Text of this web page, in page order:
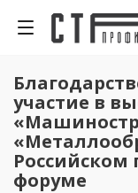
участие в
форуме